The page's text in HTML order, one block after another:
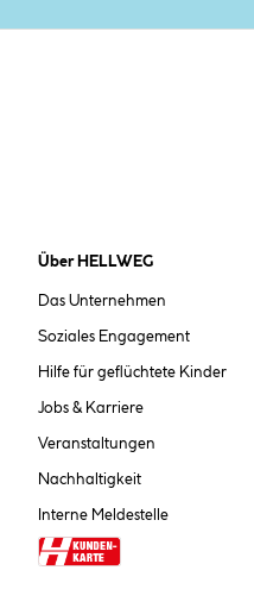
Über HELLWEG
Das Unternehmen
Soziales Engagement
Hilfe für geflüchtete Kinder
Jobs & Karriere
Veranstaltungen
Nachhaltigkeit
Interne Meldestelle